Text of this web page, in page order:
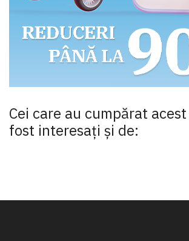
Cei care au cumpărat
fost interesaţi şi de: